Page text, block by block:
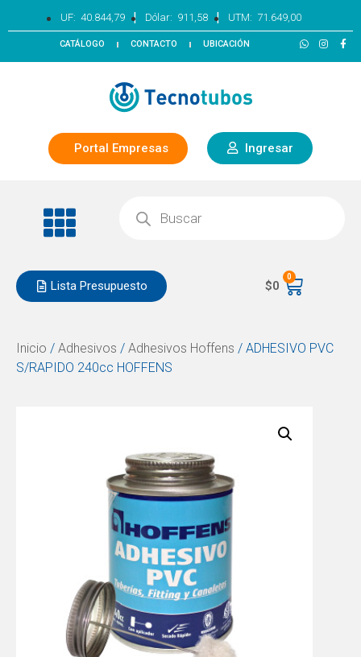
UF: 40.844,79 | Dólar: 911,58 | UTM: 71.649,00
CATÁLOGO CONTACTO UBICACIÓN
Portal Empresas Ingresar
Lista Presupuesto $0
0
Inicio / Adhesivos / Adhesivos Hoffens / ADHESIVO PVC
S/RAPIDO 240cc HOFFENS